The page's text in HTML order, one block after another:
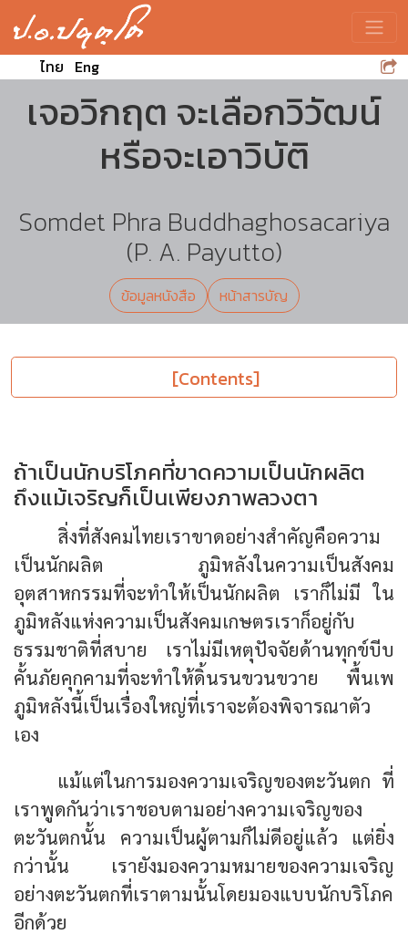
ไทย Eng
เจอวิกฤต จะเลือกวิวัฒน์
หรือจะเอาวิบัติ
Somdet Phra Buddhaghosacariya
(P. A. Payutto)
ข้อมูลหนังสือ หน้าสารบัญ
[Contents]
ถ้าเป็นนักบริโภคที่ขาดความเป็นนักผลิต
ถึงแม้เจริญก็เป็นเพียงภาพลวงตา
สิ่งที่สังคมไทยเราขาดอย่างสำคัญคือความ
เป็นนักผลิต ภูมิหลังในความเป็นสังคม
อุตสาหกรรมที่จะทำให้เป็นนักผลิต เราก็ไม่มี ใน
ภูมิหลังแห่งความเป็นสังคมเกษตรเราก็อยู่กับ
ธรรมชาติที่สบาย เราไม่มีเหตุปัจจัยด้านทุกข์บีบ
คั้นภัยคุกคามที่จะทำให้ดิ้นรนขวนขวาย พื้นเพ
ภูมิหลังนี้เป็นเรื่องใหญ่ที่เราจะต้องพิจารณาตัว
เอง
แม้แต่ในการมองความเจริญของตะวันตก ที่
เราพูดกันว่าเราชอบตามอย่างความเจริญของ
ตะวันตกนั้น ความเป็นผู้ตามก็ไม่ดีอยู่แล้ว แต่ยิ่ง
กว่านั้น เรายังมองความหมายของความเจริญ
อย่างตะวันตกที่เราตามนั้นโดยมองแบบนักบริโภค
อีกด้วย